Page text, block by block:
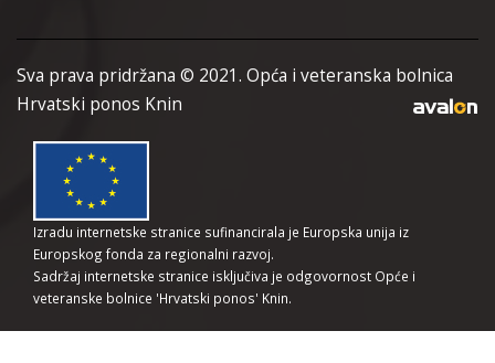
Sva prava pridržana © 2021. Opća i veteranska bolnica
Hrvatski ponos Knin
Izradu internetske stranice sufinancirala je Europska unija iz
Europskog fonda za regionalni razvoj.
Sadržaj internetske stranice isključiva je odgovornost Opće i
veteranske bolnice 'Hrvatski ponos' Knin.